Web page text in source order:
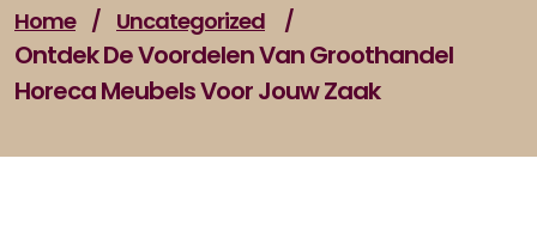
Home / Uncategorized /
Ontdek De Voordelen Van Groothandel
Horeca Meubels Voor Jouw Zaak